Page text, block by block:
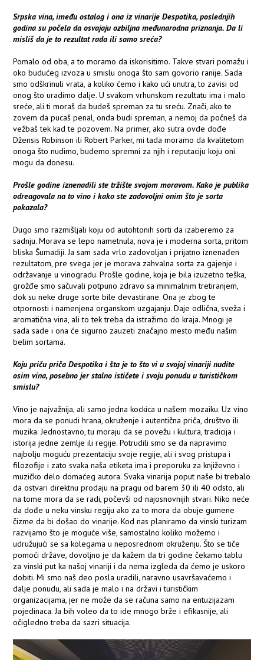
Srpska vina, imeđu ostalog i ona iz vinarije Despotika, poslednjih
godina su počela da osvajaju ozbiljna međunarodna priznanja. Da li
misliš da je to rezultat rada ili samo sreća?
Pomalo od oba, a to moramo da iskorisitimo. Takve stvari pomažu i
oko budućeg izvoza u smislu onoga što sam govorio ranije. Sada
smo odškrinuli vrata, a koliko ćemo i kako ući unutra, to zavisi od
onog što uradimo dalje. U svakom vrhunskom rezultatu ima i malo
sreće, ali ti moraš da budeš spreman za tu sreću. Znači, ako te
zovem da pucaš penal, onda budi spreman, a nemoj da počneš da
vežbaš tek kad te pozovem. Na primer, ako sutra ovde dođe
Džensis Robinson ili Robert Parker, mi tada moramo da kvalitetom
onoga što nudimo, budemo spremni za njih i reputaciju koju oni
mogu da donesu.
Prošle godine iznenadili ste tržište svojom moravom. Kako je publika
odreagovala na to vino i kako ste zadovoljni onim što je sorta
pokazala?
Dugo smo razmišljali koju od autohtonih sorti da izaberemo za
sadnju. Morava se lepo nametnula, nova je i moderna sorta, pritom
bliska Šumadiji. Ja sam sada vrlo zadovoljan i prijatno iznenađen
rezultatom, pre svega jer je morava zahvalna sorta za gajenje i
održavanje u vinogradu. Prošle godine, koja je bila izuzetno teška,
grožđe smo sačuvali potpuno zdravo sa minimalnim tretiranjem,
dok su neke druge sorte bile devastirane. Ona je zbog te
otpornosti i namenjena organskom uzgajanju. Daje odlična, sveža i
aromatična vina, ali to tek treba da istražimo do kraja. Mnogi je
sada sade i ona će sigurno zauzeti značajno mesto među našim
belim sortama.
Koju priču priča Despotika i šta je to što vi u svojoj vinariji nudite
osim vina, posebno jer stalno ističete i svoju ponudu u turističkom
smislu?
Vino je najvažnija, ali samo jedna kockica u našem mozaiku. Uz vino
mora da se ponudi hrana, okruženje i autentična priča, društvo ili
muzika. Jednostavno, tu moraju da se povežu i kultura, tradicija i
istorija jedne zemlje ili regije. Potrudili smo se da napravimo
najbolju moguću prezentaciju svoje regije, ali i svog pristupa i
filozofije i zato svaka naša etiketa ima i preporuku za književno i
muzičko delo domaćeg autora. Svaka vinarija poput naše bi trebalo
da ostvari direktnu prodaju na pragu od barem 30 ili 40 odsto, ali
na tome mora da se radi, počevši od najosnovnijih stvari. Niko neće
da dođe u neku vinsku regiju ako za to mora da obuje gumene
čizme da bi došao do vinarije. Kod nas planiramo da vinski turizam
razvijamo što je moguće više, samostalno koliko možemo i
udružujući se sa kolegama u neposrednom okruženju. Što se tiče
pomoći države, dovoljno je da kažem da tri godine čekamo tablu
za vinski put ka našoj vinariji i da nema izgleda da ćemo je uskoro
dobiti. Mi smo naš deo posla uradili, naravno usavršavaćemo i
dalje ponudu, ali sada je malo i na državi i turističkim
organizacijama, jer ne može da se računa samo na entuzijazam
pojedinaca. Ja bih voleo da to ide mnogo brže i efikasnije, ali
očigledno treba da sazri situacija.